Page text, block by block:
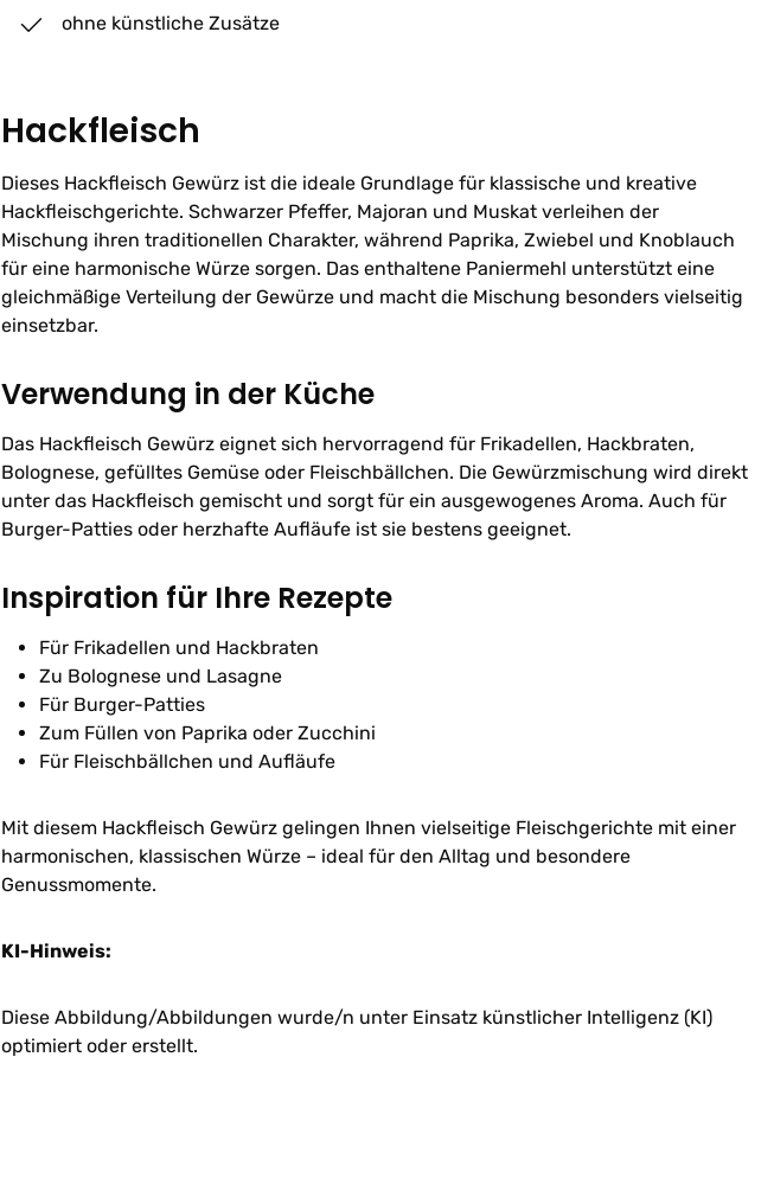
ohne künstliche Zusätze
Hackfleisch
Dieses Hackfleisch Gewürz ist die ideale Grundlage für klassische und kreative
Hackfleischgerichte. Schwarzer Pfeffer, Majoran und Muskat verleihen der
Mischung ihren traditionellen Charakter, während Paprika, Zwiebel und Knoblauch
für eine harmonische Würze sorgen. Das enthaltene Paniermehl unterstützt eine
gleichmäßige Verteilung der Gewürze und macht die Mischung besonders vielseitig
einsetzbar.
Verwendung in der Küche
Das Hackfleisch Gewürz eignet sich hervorragend für Frikadellen, Hackbraten,
Bolognese, gefülltes Gemüse oder Fleischbällchen. Die Gewürzmischung wird direkt
unter das Hackfleisch gemischt und sorgt für ein ausgewogenes Aroma. Auch für
Burger-Patties oder herzhafte Aufläufe ist sie bestens geeignet.
Inspiration für Ihre Rezepte
Für Frikadellen und Hackbraten
Zu Bolognese und Lasagne
Für Burger-Patties
Zum Füllen von Paprika oder Zucchini
Für Fleischbällchen und Aufläufe
Mit diesem Hackfleisch Gewürz gelingen Ihnen vielseitige Fleischgerichte mit einer
harmonischen, klassischen Würze – ideal für den Alltag und besondere
Genussmomente.
KI-Hinweis:
Diese Abbildung/Abbildungen wurde/n unter Einsatz künstlicher Intelligenz (KI)
optimiert oder erstellt.